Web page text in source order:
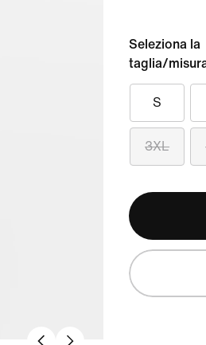
Seleziona la
taglia/
S
3XL